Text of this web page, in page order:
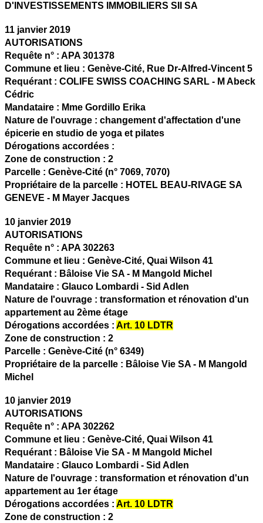
D'INVESTISSEMENTS IMMOBILIERS SII SA
11 janvier 2019
AUTORISATIONS
Requête n° : APA 301378
Commune et lieu : Genève-Cité, Rue Dr-Alfred-Vincent 5
Requérant : COLIFE SWISS COACHING SARL - M Abeck
Cédric
Mandataire : Mme Gordillo Erika
Nature de l'ouvrage : changement d'affectation d'une
épicerie en studio de yoga et pilates
Dérogations accordées :
Zone de construction : 2
Parcelle : Genève-Cité (n° 7069, 7070)
Propriétaire de la parcelle : HOTEL BEAU-RIVAGE SA
GENEVE - M Mayer Jacques
10 janvier 2019
AUTORISATIONS
Requête n° : APA 302263
Commune et lieu : Genève-Cité, Quai Wilson 41
Requérant : Bâloise Vie SA - M Mangold Michel
Mandataire : Glauco Lombardi - Sid Adlen
Nature de l'ouvrage : transformation et rénovation d'un
appartement au 2ème étage
Dérogations accordées : Art. 10 LDTR
Zone de construction : 2
Parcelle : Genève-Cité (n° 6349)
Propriétaire de la parcelle : Bâloise Vie SA - M Mangold
Michel
10 janvier 2019
AUTORISATIONS
Requête n° : APA 302262
Commune et lieu : Genève-Cité, Quai Wilson 41
Requérant : Bâloise Vie SA - M Mangold Michel
Mandataire : Glauco Lombardi - Sid Adlen
Nature de l'ouvrage : transformation et rénovation d'un
appartement au 1er étage
Dérogations accordées : Art. 10 LDTR
Zone de construction : 2